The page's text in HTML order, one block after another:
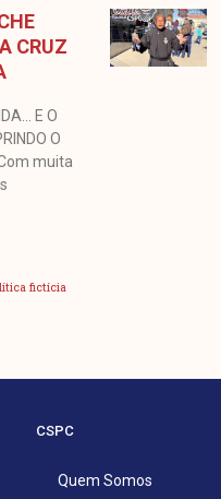
CRUZ
E O
O
muita
fictícia
CSPC
Quem Somos